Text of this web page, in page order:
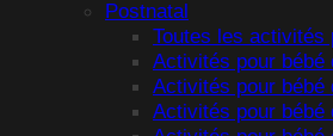
Postnatal
Toutes les activités
Activités pour bébé
Activités pour bébé
Activités pour bébé